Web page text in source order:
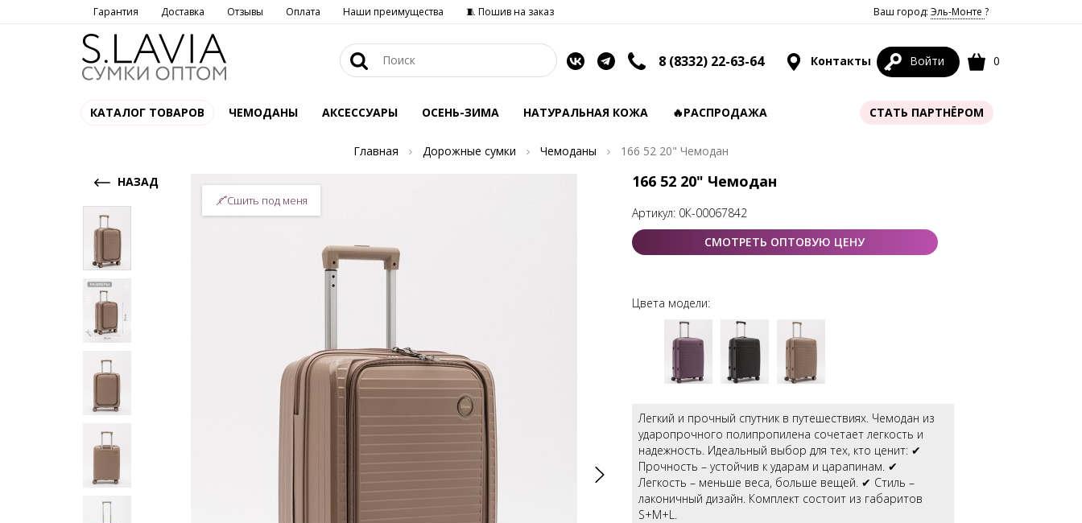
Гарантия Доставка Отзывы Оплата Наши преимущества 🧵 Пошив на заказ Ваш город: Эль-Монте ?
8 (8332) 22-63-64 Контакты Войти 0
КАТАЛОГ ТОВАРОВ ЧЕМОДАНЫ АКСЕССУАРЫ ОСЕНЬ-ЗИМА НАТУРАЛЬНАЯ КОЖА 🔥РАСПРОДАЖА СТАТЬ ПАРТНЁРОМ
Главная Дорожные сумки Чемоданы
166 52 20" Чемодан
НАЗАД
Сшить под меня
166 52 20" Чемодан
Артикул: 0К-00067842
СМОТРЕТЬ ОПТОВУЮ ЦЕНУ
Цвета модели:
Легкий и прочный спутник в путешествиях. Чемодан из
ударопрочного полипропилена сочетает легкость и
надежность. Идеальный выбор для тех, кто ценит: ✔
Прочность – устойчив к ударам и царапинам. ✔
Легкость – меньше веса, больше вещей. ✔ Стиль –
лаконичный дизайн. Комплект состоит из габаритов
S+M+L.